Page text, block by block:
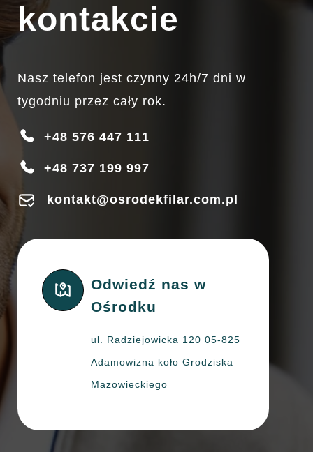
kontakcie
Nasz telefon jest czynny 24h/7 dni w
tygodniu przez cały rok.
+48 576 447 111
+48 737 199 997
kontakt@osrodekfilar.com.pl
Odwiedź nas w
Ośrodku
ul. Radziejowicka 120 05-825
Adamowizna koło Grodziska
Mazowieckiego